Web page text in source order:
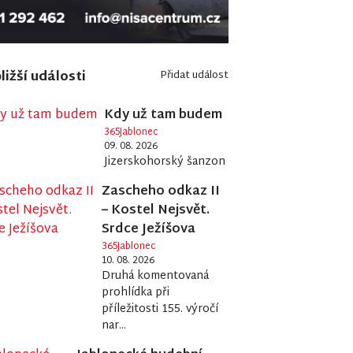
události Přidat událost
Kdy už tam budem
365Jablonec
09. 08. 2026
Jizerskohorský šanzon
Zascheho odkaz II
– Kostel Nejsvět.
Srdce Ježíšova
365Jablonec
10. 08. 2026
Druhá komentovaná
prohlídka při
příležitosti 155. výročí
nar...